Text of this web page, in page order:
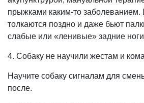
прыжками каким-то заболеванием.
толкаются поздно и даже бьют
слабые или «ленивые» задние
4. Собаку не научили жестам и
Научите собаку сигналам для
после.